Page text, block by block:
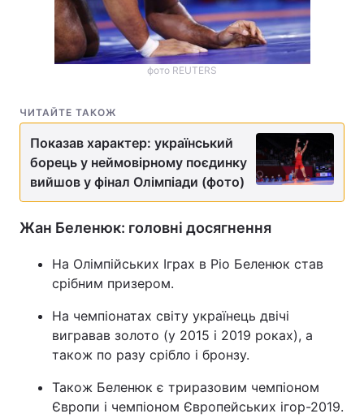
фото REUTERS
ЧИТАЙТЕ ТАКОЖ
Показав характер: український
борець у неймовірному поєдинку
вийшов у фінал Олімпіади (фото)
Жан Беленюк: головні досягнення
На Олімпійських Іграх в Ріо Беленюк став
срібним призером.
На чемпіонатах світу українець двічі
вигравав золото (у 2015 і 2019 роках), а
також по разу срібло і бронзу.
Також Беленюк є триразовим чемпіоном
Європи і чемпіоном Європейських ігор-2019.